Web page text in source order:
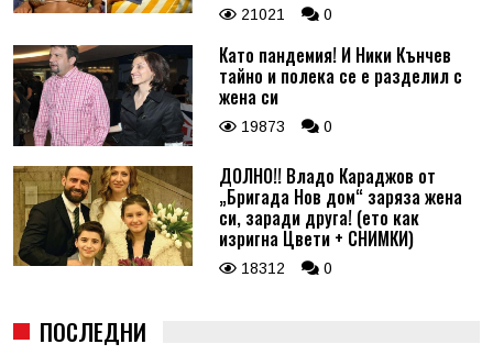
21021 0
Като пандемия! И Ники Кънчев
тайно и полека се е разделил с
жена си
19873 0
ДОЛНО!! Владо Караджов от
„Бригада Нов дом“ заряза жена
си, заради друга! (ето как
изригна Цвети + СНИМКИ)
18312 0
ПОСЛЕДНИ